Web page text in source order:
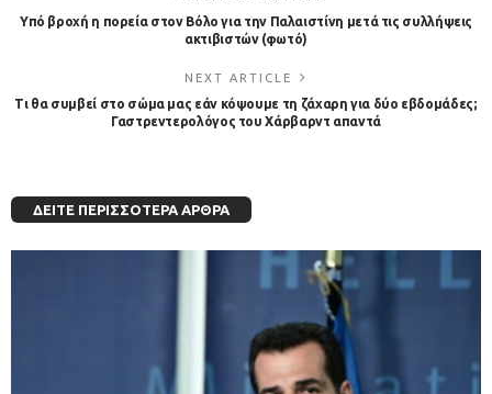
Υπό βροχή η πορεία στον Βόλο για την Παλαιστίνη μετά τις συλλήψεις
ακτιβιστών (φωτό)
NEXT ARTICLE
Tι θα συμβεί στο σώμα μας εάν κόψουμε τη ζάχαρη για δύο εβδομάδες;
Γαστρεντερολόγος του Χάρβαρντ απαντά
ΔΕΊΤΕ ΠΕΡΙΣΣΌΤΕΡΑ ΆΡΘΡΑ